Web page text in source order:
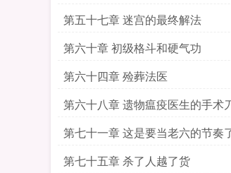
第五十七章 迷宫的最终解法
第六十章 初级格斗和硬气功
第六十四章 殓葬法医
第六十八章 遗物瘟疫医生的手术
第七十一章 这是要当老六的节奏
第七十五章 杀了人越了货